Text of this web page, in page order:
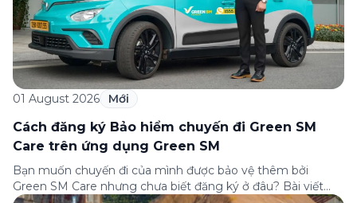
01 August 2026 Mới
Cách đăng ký Bảo hiểm chuyến đi Green SM
Care trên ứng dụng Green SM
Bạn muốn chuyến đi của mình được bảo vệ thêm bởi
Green SM Care nhưng chưa biết đăng ký ở đâu? Bài viết